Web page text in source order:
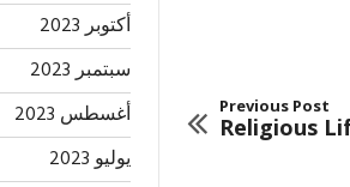
Previous Post
Religious
أكتوبر 2023
سبتمبر 2023
أغسطس 2023
يوليو 2023